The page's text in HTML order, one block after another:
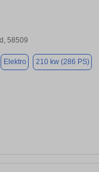
58509
Elektro 210 kw (286 PS)